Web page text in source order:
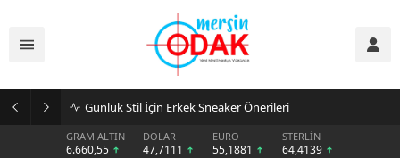
Günlük Stil İçin Erkek Sneaker Önerileri
GRAM ALTIN
6.660,55
DOLAR
47,7111
EURO
55,1881
STERLİN
64,4139